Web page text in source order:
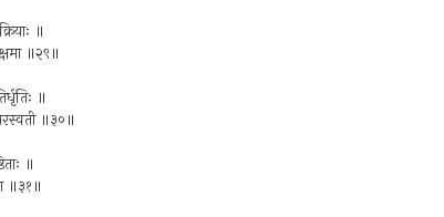
॥
॥२९॥
॥
॥३०॥
॥
॥३१॥